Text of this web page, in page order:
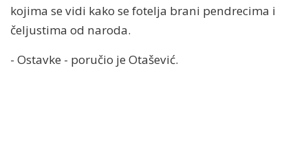
kojima se vidi kako se fotelja brani pendrecima i
čeljustima od naroda.
- Ostavke - poručio je Otašević.